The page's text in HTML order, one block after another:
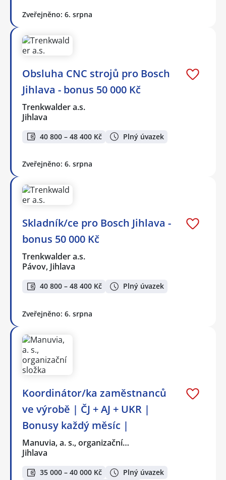
Zveřejněno: 6. srpna
Obsluha CNC strojů pro Bosch
Jihlava - bonus 50 000 Kč
Trenkwalder a.s.
Jihlava
40 800 – 48 400 Kč Plný úvazek
Zveřejněno: 6. srpna
Skladník/ce pro Bosch Jihlava -
bonus 50 000 Kč
Trenkwalder a.s.
Pávov, Jihlava
40 800 – 48 400 Kč Plný úvazek
Zveřejněno: 6. srpna
Koordinátor/ka zaměstnanců
ve výrobě | ČJ + AJ + UKR |
Bonusy každý měsíc |
Manuvia, a. s., organizační…
Jihlava
35 000 – 40 000 Kč
Plný úvazek